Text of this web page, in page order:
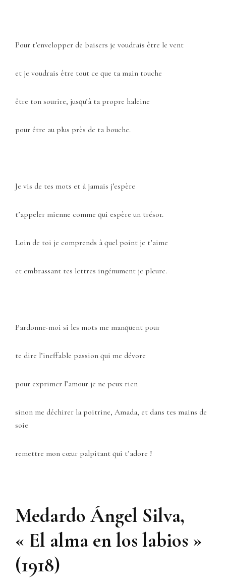
Pour t’envelopper de baisers je voudrais être le vent
et je voudrais être tout ce que ta main touche
être ton sourire, jusqu’à ta propre haleine
pour être au plus près de ta bouche.
Je vis de tes mots et à jamais j’espère
t’appeler mienne comme qui espère un trésor.
Loin de toi je comprends à quel point je t’aime
et embrassant tes lettres ingénument je pleure.
Pardonne-moi si les mots me manquent pour
te dire l’ineffable passion qui me dévore
pour exprimer l’amour je ne peux rien
sinon me déchirer la poitrine, Amada, et dans tes mains de
soie
remettre mon cœur palpitant qui t’adore !
Medardo Ángel Silva,
« El alma en los labios »
(1918)